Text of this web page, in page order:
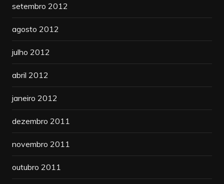
setembro 2012
agosto 2012
julho 2012
abril 2012
janeiro 2012
dezembro 2011
novembro 2011
outubro 2011